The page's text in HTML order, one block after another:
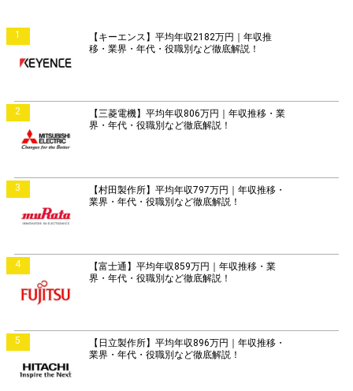
1
【キーエンス】平均年収2182万円｜年収推
移・業界・年代・役職別など徹底解説！
2
【三菱電機】平均年収806万円｜年収推移・業
界・年代・役職別など徹底解説！
3
【村田製作所】平均年収797万円｜年収推移・
業界・年代・役職別など徹底解説！
4
【富士通】平均年収859万円｜年収推移・業
界・年代・役職別など徹底解説！
5
【日立製作所】平均年収896万円｜年収推移・
業界・年代・役職別など徹底解説！